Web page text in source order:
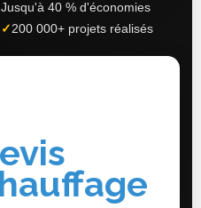
Jusqu'à 40 % d'économies
✓ 200 000+ projets réalisés